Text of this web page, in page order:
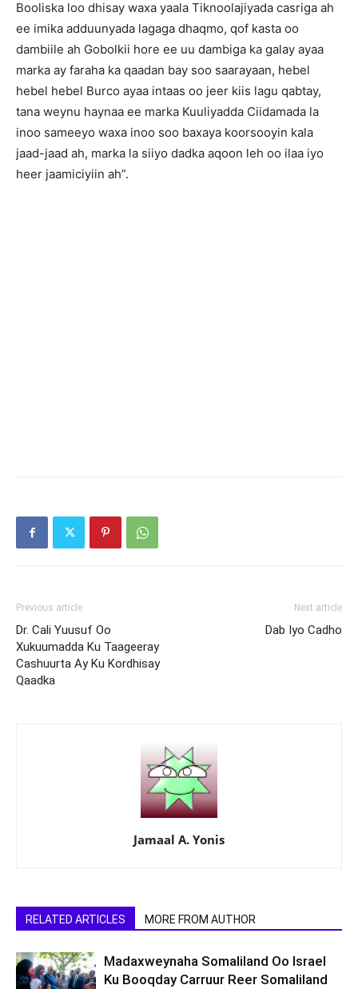
Booliska loo dhisay waxa yaala Tiknoolajiyada casriga ah
ee imika adduunyada lagaga dhaqmo, qof kasta oo
dambiile ah Gobolkii hore ee uu dambiga ka galay ayaa
marka ay faraha ka qaadan bay soo saarayaan, hebel
hebel hebel Burco ayaa intaas oo jeer kiis lagu qabtay,
tana weynu haynaa ee marka Kuuliyadda Ciidamada la
inoo sameeyo waxa inoo soo baxaya koorsooyin kala
jaad-jaad ah, marka la siiyo dadka aqoon leh oo ilaa iyo
heer jaamiciyiin ah”.
Previous article
Dr. Cali Yuusuf Oo
Xukuumadda Ku Taageeray
Cashuurta Ay Ku Kordhisay
Qaadka
Next article
Dab Iyo Cadho
Jamaal A. Yonis
RELATED ARTICLES MORE FROM AUTHOR
Madaxweynaha Somaliland Oo Israel
Ku Booqday Carruur Reer Somaliland